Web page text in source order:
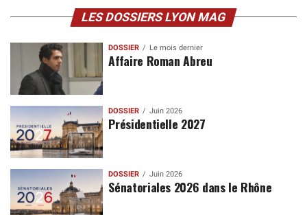
LES DOSSIERS LYON MAG
DOSSIER Le mois dernier
Affaire Roman Abreu
DOSSIER Juin 2026
Présidentielle 2027
DOSSIER Juin 2026
Sénatoriales 2026 dans le Rhône